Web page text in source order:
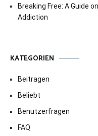
Breaking Free: A Guide
Addiction
KATEGORIEN
Beitragen
Beliebt
Benutzerfragen
FAQ